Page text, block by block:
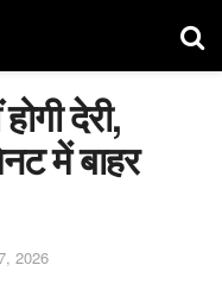
देरी,
में बाहर
2026